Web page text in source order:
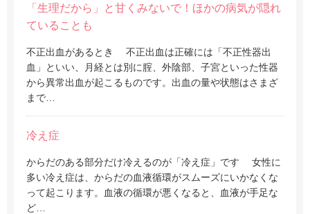
「生理だから」と甘くみないで！ほかの病気が隠れ
ていることも
不正出血があるとき 不正出血は正確には「不正性器出
血」といい、月経とは別に腟、外陰部、子宮といった性器
から異常出血が起こるものです。出血の量や状態はさまざ
まで…
冷え症
からだのある部分だけ冷えるのが「冷え症」です 女性に
多い冷え症は、からだの血液循環がスムーズにいかなくな
って起こります。血液の循環が悪くなると、血液が手足な
ど…